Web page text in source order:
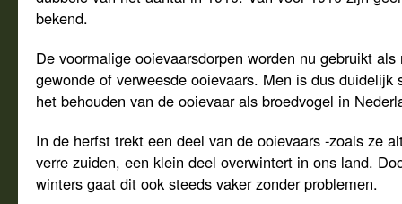
bekend.
De voormalige ooievaarsdorpen worden nu gebruikt
gewonde of verweesde ooievaars. Men is dus duidelijk
het behouden van de ooievaar als broedvogel in
In de herfst trekt een deel van de ooievaars -zoals ze
verre zuiden, een klein deel overwintert in ons land.
winters gaat dit ook steeds vaker zonder problemen.